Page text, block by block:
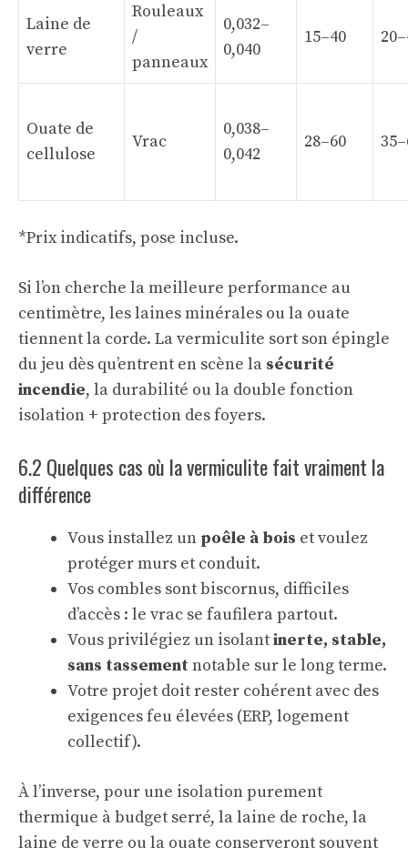
Laine de
verre
Rouleaux
/
panneaux
0,032–
0,040
15–40
Ouate de
cellulose
Vrac
0,038–
0,042
28–60
*Prix indicatifs, pose incluse.
Si l’on cherche la meilleure performance au
centimètre, les laines minérales ou la ouate
tiennent la corde. La vermiculite sort son épingle
du jeu dès qu’entrent en scène la sécurité
incendie, la durabilité ou la double fonction
isolation + protection des foyers.
6.2 Quelques cas où la vermiculite fait vraiment la
différence
Vous installez un poêle à bois et voulez
protéger murs et conduit.
Vos combles sont biscornus, difficiles
d’accès : le vrac se faufilera partout.
Vous privilégiez un isolantinerte, stable,
sans tassement notable sur le long terme.
Votre projet doit rester cohérent avec des
exigences feu élevées (ERP, logement
collectif).
À l’inverse, pour une isolation purement
thermique à budget serré, la laine de roche, la
laine de verre ou la ouate conserveront souvent